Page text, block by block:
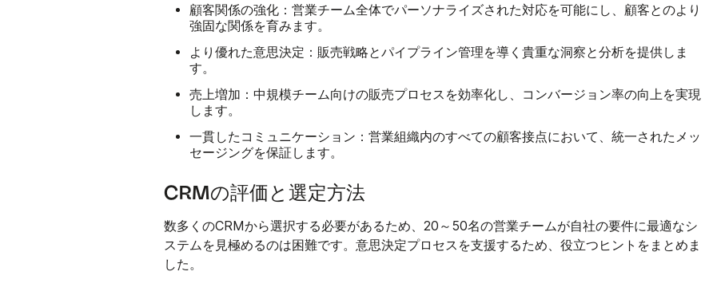
顧客関係の強化：営業チーム全体でパーソナライズされた対応を可能にし、顧客とのより
強固な関係を育みます。
より優れた意思決定： 販売戦略とパイプライン管理を導く貴重な洞察と分析を提供しま
す。
売上増加：中規模チーム向けの販売プロセスを効率化し、コンバージョン率の向上を実現
します。
一貫したコミュニケーション：営業組織内のすべての顧客接点において、統一されたメッ
セージングを保証します。
CRMの評価と選定方法
数多くのCRMから選択する必要があるため、20～50名の営業チームが自社の要件に最適なシ
ステムを見極めるのは困難です。意思決定プロセスを支援するため、役立つヒントをまとめま
した。